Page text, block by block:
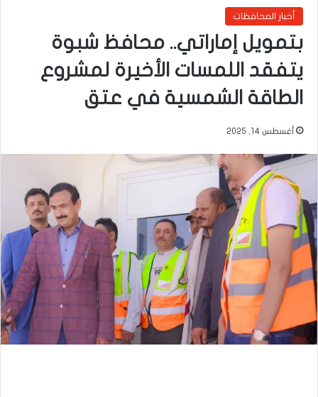
أخبار المحافظات
بتمويل إماراتي.. محافظ شبوة
يتفقد اللمسات الأخيرة لمشروع
الطاقة الشمسية في عتق
أغسطس 14, 2025